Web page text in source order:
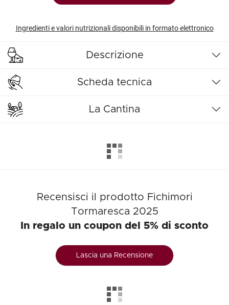
Ingredienti e valori nutrizionali disponibili in formato elettronico
Descrizione
Scheda tecnica
La Cantina
Recensisci il prodotto Fichimori
Tormaresca 2025
In regalo un coupon del 5% di sconto
Lascia una Recensione